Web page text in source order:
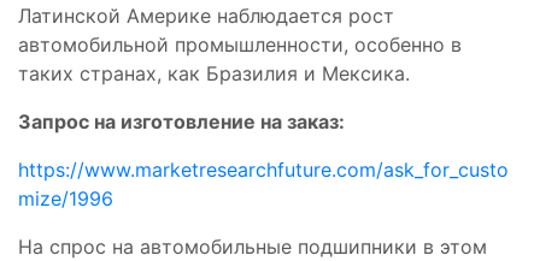
Латинской Америке наблюдается рост
автомобильной промышленности, особенно в
таких странах, как Бразилия и Мексика.
Запрос на изготовление на заказ:
https://www.marketresearchfuture.com/ask_for_custo
mize/1996
На спрос на автомобильные подшипники в этом